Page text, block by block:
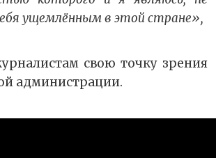
ущемлённым в этой стране»,
свою точку зрения
администрации.